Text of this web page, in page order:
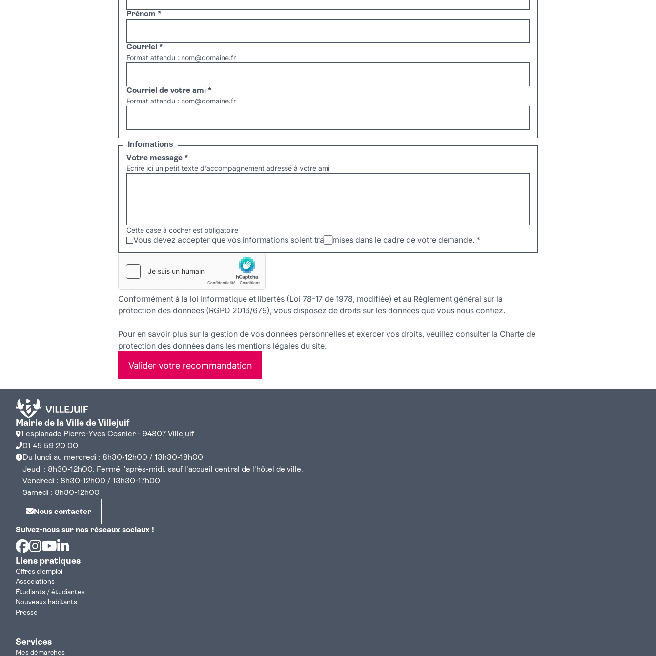
Prénom *
Courriel *
Format attendu : nom@domaine.fr
Courriel de votre ami *
Format attendu : nom@domaine.fr
Infomations
Votre message *
Ecrire ici un petit texte d'accompagnement adressé à votre ami
Cette case à cocher est obligatoire
Vous devez accepter que vos informations soient transmises dans le cadre de votre demande. *
Conformément à la loi Informatique et libertés (Loi 78-17 de 1978, modifiée) et au Règlement général sur la
protection des données (RGPD 2016/679), vous disposez de droits sur les données que vous nous confiez.
Pour en savoir plus sur la gestion de vos données personnelles et exercer vos droits, veuillez consulter la Charte de
protection des données dans les mentions légales du site.
Valider votre recommandation
Mairie de la Ville de Villejuif
1 esplanade Pierre-Yves Cosnier - 94807 Villejuif
01 45 59 20 00
Du lundi au mercredi : 8h30-12h00 / 13h30-18h00
Jeudi : 8h30-12h00. Fermé l'après-midi, sauf l'accueil central de l'hôtel de ville.
Vendredi : 8h30-12h00 / 13h30-17h00
Samedi : 8h30-12h00
Nous contacter
Suivez-nous sur nos réseaux sociaux !
Facebook
Instagram
Youtube
Liens pratiques
Offres d'emploi
Associations
Étudiants / étudiantes
Nouveaux habitants
Presse
Services
Mes démarches